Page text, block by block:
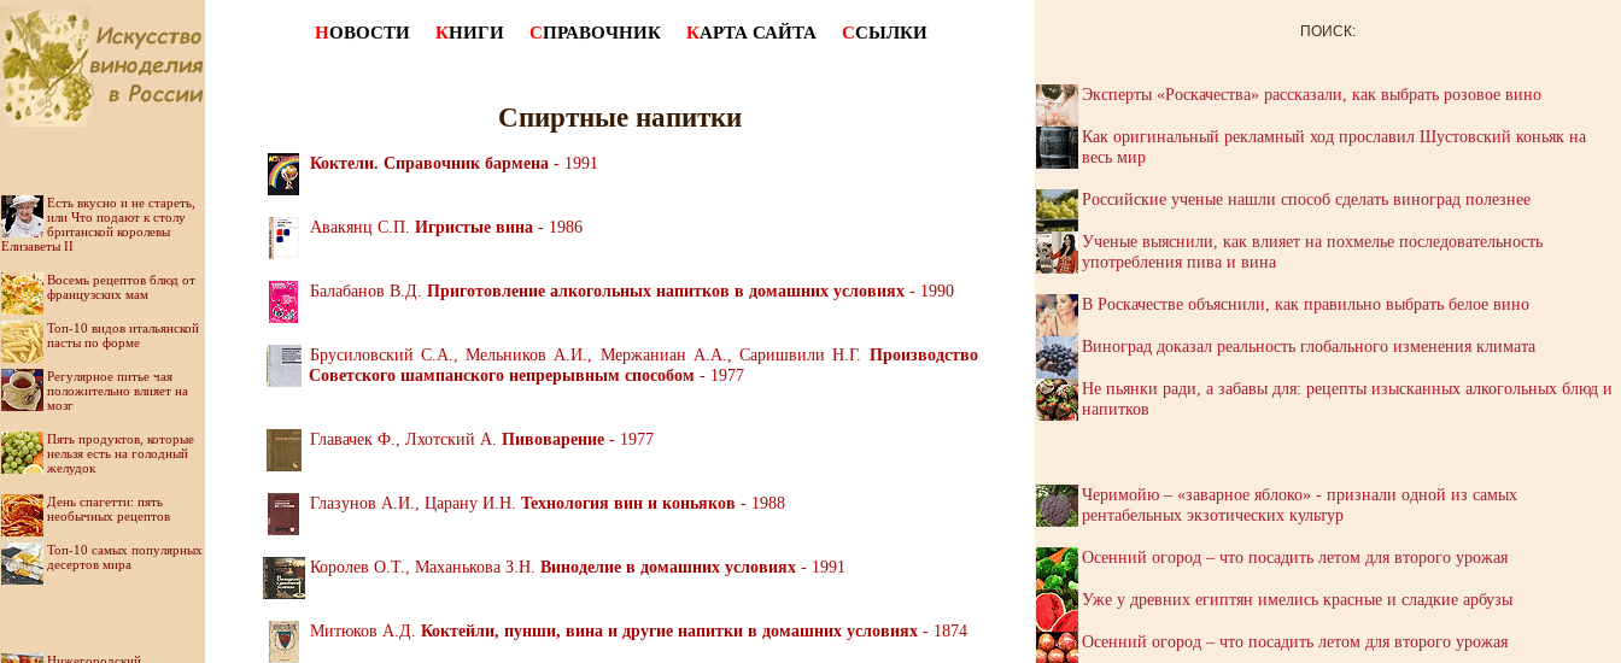
Есть вкусно и не стареть,
или Что подают к столу
британской королевы
Елизаветы II
Восемь рецептов блюд от
французских мам
Топ-10 видов итальянской
пасты по форме
Регулярное питье чая
положительно влияет на
мозг
Пять продуктов, которые
нельзя есть на голодный
желудок
День спагетти: пять
необычных рецептов
Топ-10 самых популярных
десертов мира
НОВОСТИ КНИГИ СПРАВОЧНИК КАРТА САЙТА ССЫЛКИ
Спиртные напитки
Коктели. Справочник бармена- 1991
Авакянц С.П. Игристые вина- 1986
Балабанов В.Д. Приготовление алкогольных напитков в домашних условиях- 1990
Брусиловский С.А., Мельников А.И., Мержаниан А.А., Саришвили Н.Г. Производство
Советского шампанского непрерывным способом - 1977
Главачек Ф., Лхотский А. Пивоварение- 1977
Глазунов А.И., Царану И.Н. Технология вин и коньяков - 1988
Королев О.Т., Маханькова З.Н. Виноделие в домашних условиях- 1991
Митюков А.Д. Коктейли, пунши, вина и другие напитки в домашних условиях- 1874
ПОИСК:
Эксперты «Роскачества» рассказали, как выбрать розовое вино
Как оригинальный рекламный ход прославил Шустовский коньяк на
весь мир
Российские ученые нашли способ сделать виноград полезнее
Ученые выяснили, как влияет на похмелье последовательность
употребления пива и вина
В Роскачестве объяснили, как правильно выбрать белое вино
Виноград доказал реальность глобального изменения климата
Не пьянки ради, а забавы для: рецепты изысканных алкогольных блюд и
напитков
Черимойю – «заварное яблоко» - признали одной из самых
рентабельных экзотических культур
Осенний огород – что посадить летом для второго урожая
Уже у древних египтян имелись красные и сладкие арбузы
Осенний огород – что посадить летом для второго урожая